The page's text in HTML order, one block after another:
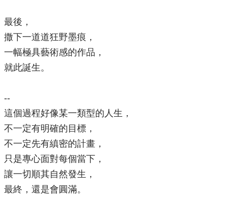
最後，
撒下一道道狂野墨痕，
一幅極具藝術感的作品，
就此誕生。
--
這個過程好像某一類型的人生，
不一定有明確的目標，
不一定先有縝密的計畫，
只是專心面對每個當下，
讓一切順其自然發生，
最終，還是會圓滿。